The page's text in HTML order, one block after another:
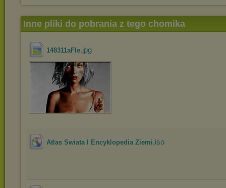
Inne pliki do pobrania z tego chomika
148311aFIe.jpg
Atlas Swiata I Encyklopedia Ziemi.iso